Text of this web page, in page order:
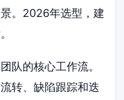
。2026年选型，建
队的核心工作流。
转、缺陷跟踪和迭